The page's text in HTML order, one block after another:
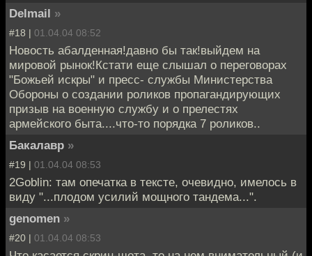
Delmail »
#18 | 01.04.04 08:52
Новость абалденная!давно бы так!выйдем на
мировой рынок!Кстати еще слышал о переговорах
"Божьей искры" и пресс- службы Министерства
Обороны о создании роликов пропагандирующих
призыв на военную службу и о прелестях
армейского быта....что-то порядка 7 роликов..
Бакалавр »
#19 | 01.04.04 08:53
2Goblin: там опечатка в тексте, очевидно, имелось в
виду "...плодом усилий мощного тандема...".
genomen »
#20 | 01.04.04 08:53